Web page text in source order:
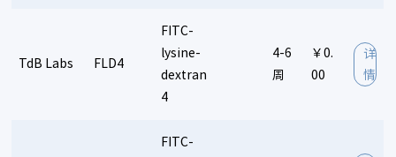
TdB Labs FLD4
FITC-
lysine-
dextran
4
4-6
周
￥0.
00
详
情
FITC-